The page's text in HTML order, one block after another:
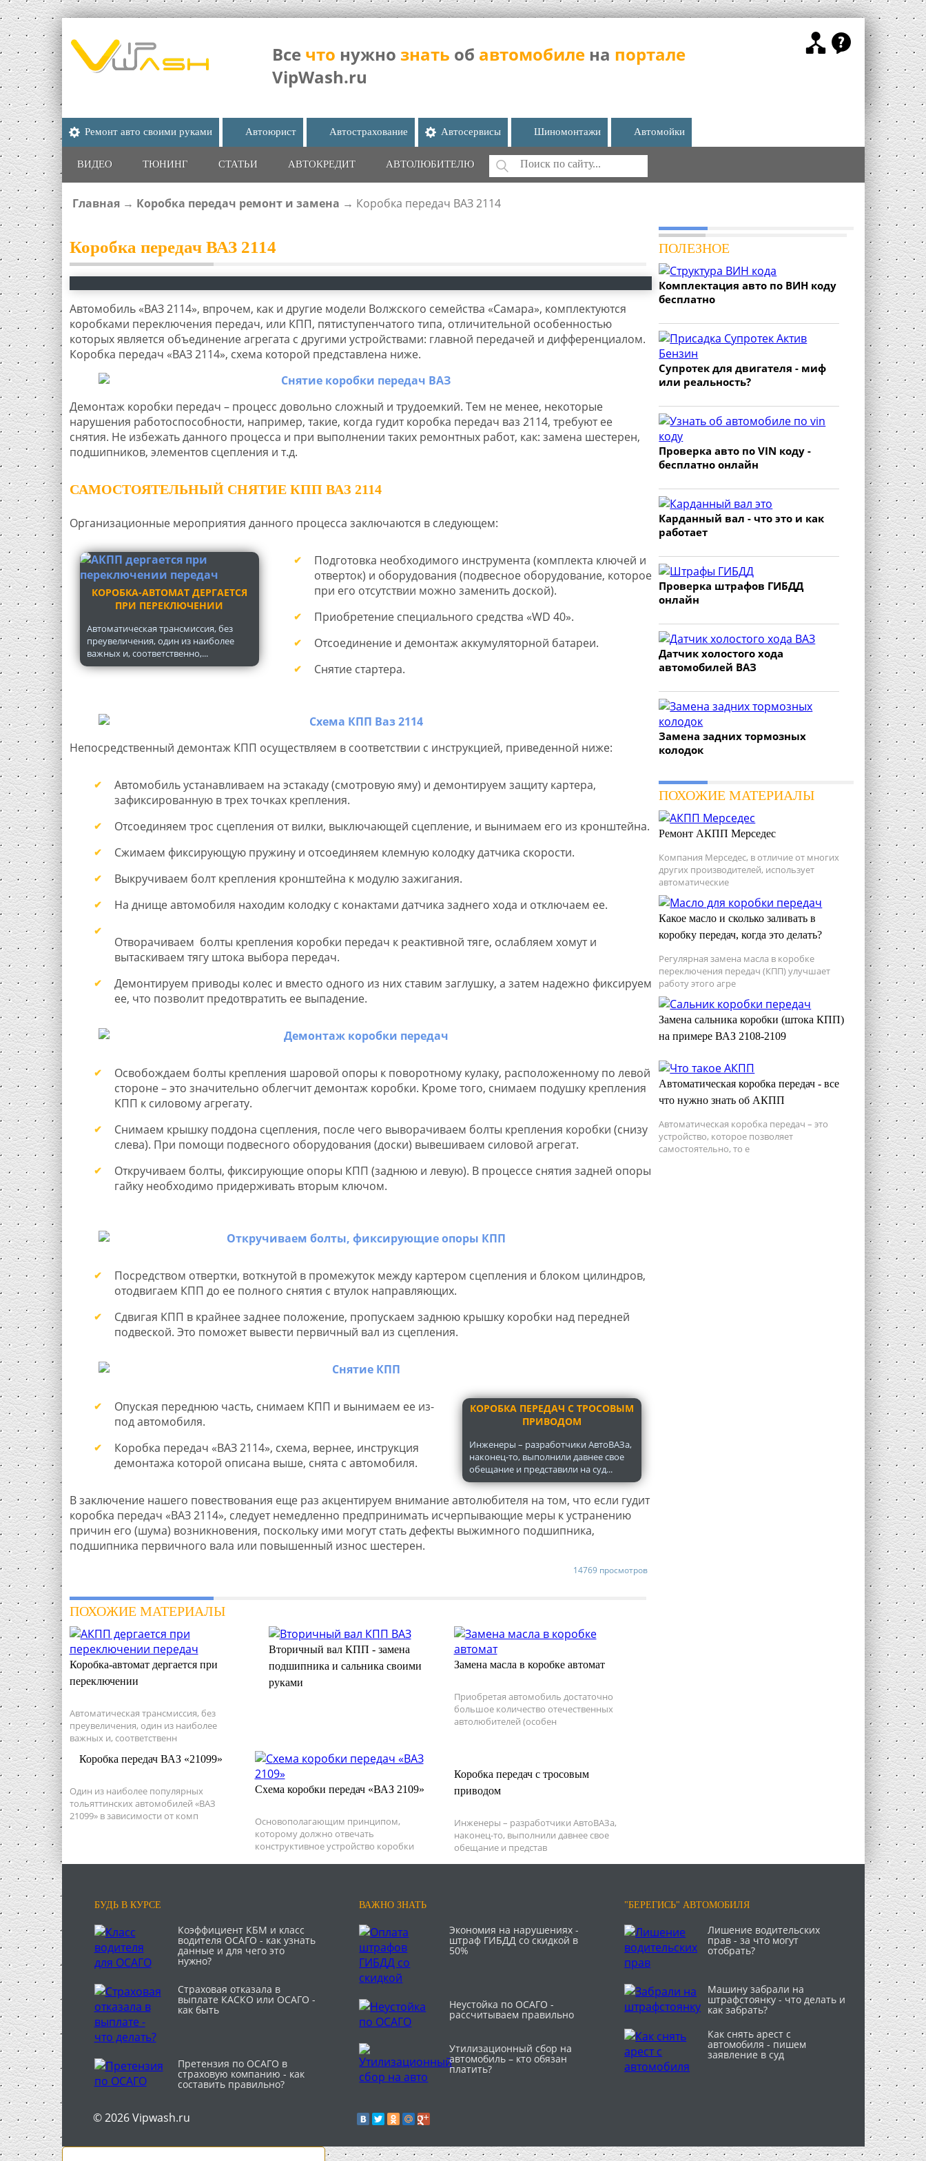
Все что нужно знать об автомобиле на портале
VipWash.ru
Ремонт авто своими руками Автоюрист Автострахование Автосервисы Шиномонтажи Автомойки
ВИДЕО ТЮНИНГ СТАТЬИ АВТОКРЕДИТ АВТОЛЮБИТЕЛЮ
ФОРМА ПОИСКА
Поиск
ВЫ ЗДЕСЬ
Главная → Коробка передач ремонт и замена → Коробка передач ВАЗ 2114
Коробка передач ВАЗ 2114
Автомобиль «ВАЗ 2114», впрочем, как и другие модели Волжского семейства «Самара», комплектуются
коробками переключения передач, или КПП, пятиступенчатого типа, отличительной особенностью
которых является объединение агрегата с другими устройствами: главной передачей и дифференциалом.
Коробка передач «ВАЗ 2114», схема которой представлена ниже.
Демонтаж коробки передач – процесс довольно сложный и трудоемкий. Тем не менее, некоторые
нарушения работоспособности, например, такие, когда гудит коробка передач ваз 2114, требуют ее
снятия. Не избежать данного процесса и при выполнении таких ремонтных работ, как: замена шестерен,
подшипников, элементов сцепления и т.д.
САМОСТОЯТЕЛЬНЫЙ СНЯТИЕ КПП ВАЗ 2114
Организационные мероприятия данного процесса заключаются в следующем:
КОРОБКА-АВТОМАТ ДЕРГАЕТСЯ
ПРИ ПЕРЕКЛЮЧЕНИИ
Автоматическая трансмиссия, без
преувеличения, один из наиболее
важных и, соответственно,...
Подготовка необходимого инструмента (комплекта ключей и
отверток) и оборудования (подвесное оборудование, которое
при его отсутствии можно заменить доской).
Приобретение специального средства «WD 40».
Отсоединение и демонтаж аккумуляторной батареи.
Снятие стартера.
Непосредственный демонтаж КПП осуществляем в соответствии с инструкцией, приведенной ниже:
Автомобиль устанавливаем на эстакаду (смотровую яму) и демонтируем защиту картера,
зафиксированную в трех точках крепления.
Отсоединяем трос сцепления от вилки, выключающей сцепление, и вынимаем его из кронштейна.
Сжимаем фиксирующую пружину и отсоединяем клемную колодку датчика скорости.
Выкручиваем болт крепления кронштейна к модулю зажигания.
На днище автомобиля находим колодку с конактами датчика заднего хода и отключаем ее.
Отворачиваем болты крепления коробки передач к реактивной тяге, ослабляем хомут и
вытаскиваем тягу штока выбора передач.
Демонтируем приводы колес и вместо одного из них ставим заглушку, а затем надежно фиксируем
ее, что позволит предотвратить ее выпадение.
Освобождаем болты крепления шаровой опоры к поворотному кулаку, расположенному по левой
стороне – это значительно облегчит демонтаж коробки. Кроме того, снимаем подушку крепления
КПП к силовому агрегату.
Снимаем крышку поддона сцепления, после чего выворачиваем болты крепления коробки (снизу
слева). При помощи подвесного оборудования (доски) вывешиваем силовой агрегат.
Откручиваем болты, фиксирующие опоры КПП (заднюю и левую). В процессе снятия задней опоры
гайку необходимо придерживать вторым ключом.
Посредством отвертки, воткнутой в промежуток между картером сцепления и блоком цилиндров,
отодвигаем КПП до ее полного снятия с втулок направляющих.
Сдвигая КПП в крайнее заднее положение, пропускаем заднюю крышку коробки над передней
подвеской. Это поможет вывести первичный вал из сцепления.
КОРОБКА ПЕРЕДАЧ С ТРОСОВЫМ
ПРИВОДОМ
Инженеры – разработчики АвтоВАЗа,
наконец-то, выполнили давнее свое
обещание и представили на суд...
Опуская переднюю часть, снимаем КПП и вынимаем ее из-
под автомобиля.
Коробка передач «ВАЗ 2114», схема, вернее, инструкция
демонтажа которой описана выше, снята с автомобиля.
В заключение нашего повествования еще раз акцентируем внимание автолюбителя на том, что если гудит
коробка передач «ВАЗ 2114», следует немедленно предпринимать исчерпывающие меры к устранению
причин его (шума) возникновения, поскольку ими могут стать дефекты выжимного подшипника,
подшипника первичного вала или повышенный износ шестерен.
14769 просмотров
ПОХОЖИЕ МАТЕРИАЛЫ
Коробка-автомат дергается при
переключении
Автоматическая трансмиссия, без
преувеличения, один из наиболее
важных и, соответственн
Вторичный вал КПП - замена
подшипника и сальника своими
руками
Замена масла в коробке автомат
Приобретая автомобиль достаточно
большое количество отечественных
автолюбителей (особен
Коробка передач ВАЗ «21099»
Один из наиболее популярных
тольяттинских автомобилей «ВАЗ
21099» в зависимости от комп
Схема коробки передач «ВАЗ 2109»
Основополагающим принципом,
которому должно отвечать
конструктивное устройство коробки
Коробка передач с тросовым
приводом
Инженеры – разработчики АвтоВАЗа,
наконец-то, выполнили давнее свое
обещание и представ
ПОЛЕЗНОЕ
Комплектация авто по ВИН коду
бесплатно
Супротек для двигателя - миф
или реальность?
Проверка авто по VIN коду -
бесплатно онлайн
Карданный вал - что это и как
работает
Проверка штрафов ГИБДД
онлайн
Датчик холостого хода
автомобилей ВАЗ
Замена задних тормозных
колодок
ПОХОЖИЕ МАТЕРИАЛЫ
Ремонт АКПП Мерседес
Компания Мерседес, в отличие от многих
других производителей, использует
автоматические
Какое масло и сколько заливать в
коробку передач, когда это делать?
Регулярная замена масла в коробке
переключения передач (КПП) улучшает
работу этого агре
Замена сальника коробки (штока КПП)
на примере ВАЗ 2108-2109
Автоматическая коробка передач - все
что нужно знать об АКПП
Автоматическая коробка передач – это
устройство, которое позволяет
самостоятельно, то е
БУДЬ В КУРСЕ
Коэффициент КБМ и класс
водителя ОСАГО - как узнать
данные и для чего это
нужно?
Страховая отказала в
выплате КАСКО или ОСАГО -
как быть
Претензия по ОСАГО в
страховую компанию - как
составить правильно?
ВАЖНО ЗНАТЬ
Экономия на нарушениях -
штраф ГИБДД со скидкой в
50%
Неустойка по ОСАГО -
рассчитываем правильно
Утилизационный сбор на
автомобиль – кто обязан
платить?
"БЕРЕГИСЬ" АВТОМОБИЛЯ
Лишение водительских
прав - за что могут
отобрать?
Машину забрали на
штрафстоянку - что делать и
как забрать?
Как снять арест с
автомобиля - пишем
заявление в суд
© 2026 Vipwash.ru